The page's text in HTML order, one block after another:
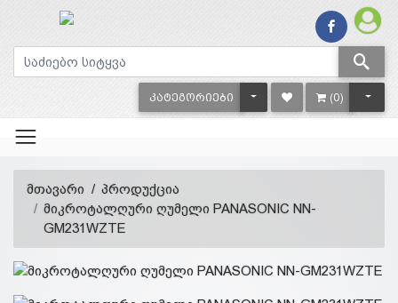
ᲙᲐᲢᲔᲒᲝᲠᲘᲔᲑᲘ TOGGLE DROPDOWN
(0)
მთავარი
პროდუქცია
მიკროტალღური ღუმელი PANASONIC NN-
GM231WZTE